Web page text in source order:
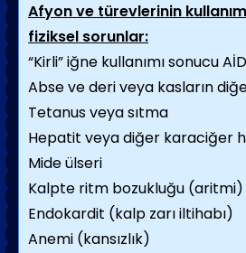
Afyon ve türevlerinin
fiziksel sorunlar:
“Kirli” iğne kullanımı sonucu
Abse ve deri veya kasların
Tetanus veya sıtma
Hepatit veya diğer karaciğer
Mide ülseri
Kalpte ritm bozukluğu (aritmi)
Endokardit (kalp zarı iltihabı)
Anemi (kansızlık)